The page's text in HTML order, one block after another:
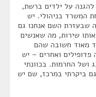
על ילדים ברשת,
המשרד בניהולי. יש
שבעזרת השם אנחנו גם
שירות, מה שאנשים
המאוד מאוד חשובה שהם
ואחרים – יש
ושל החרמות. בכוונתי
ביקרתי במרכז, שם יש